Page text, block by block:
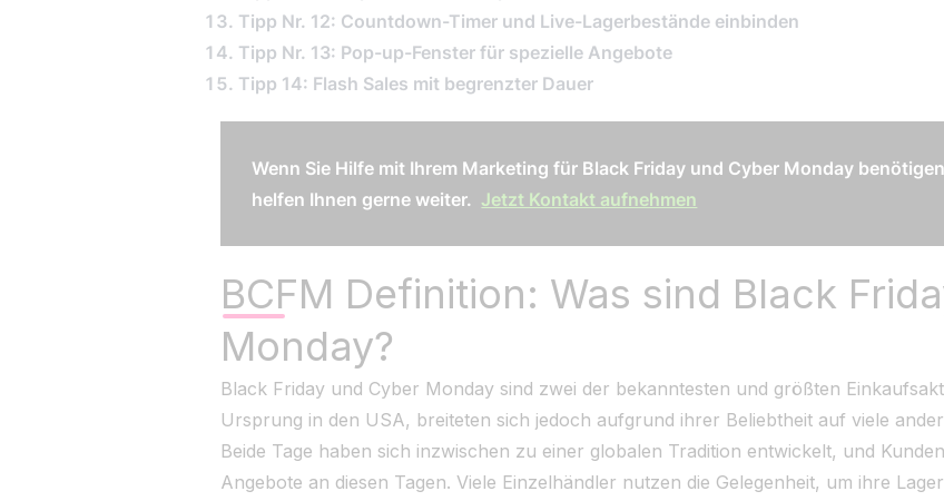
Tipp Nr. 12: Countdown-Timer und Live-Lagerbestände einbinden
Tipp Nr. 13: Pop-up-Fenster für spezielle Angebote
Tipp 14: Flash Sales mit begrenzter Dauer
Wenn Sie Hilfe mit Ihrem Marketing für Black Friday und Cyber Monday
helfen Ihnen gerne weiter. Jetzt Kontakt aufnehmen
BCFM Definition: Was sind Black
Monday?
Black Friday und Cyber Monday sind zwei der bekanntesten und größten
Ursprung in den USA, breiteten sich jedoch aufgrund ihrer Beliebtheit auf viele
Beide Tage haben sich inzwischen zu einer globalen Tradition entwickelt, und
Angebote an diesen Tagen. Viele Einzelhändler nutzen die Gelegenheit, um ihre